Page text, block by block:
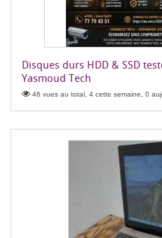
Disques durs HDD & SSD
Yasmoud Tech
46 vues au total, 4 cette semaine, 0